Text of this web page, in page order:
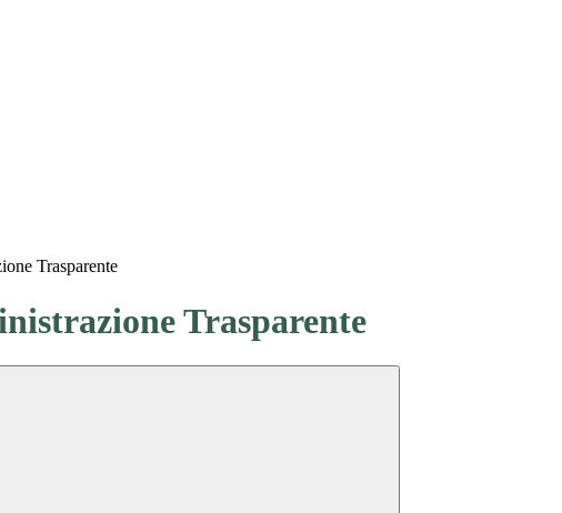
Trasparente
Trasparente